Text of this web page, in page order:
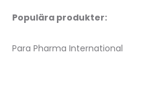
Populära produkter:
Para Pharma International